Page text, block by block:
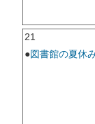
21
●図書館の夏休